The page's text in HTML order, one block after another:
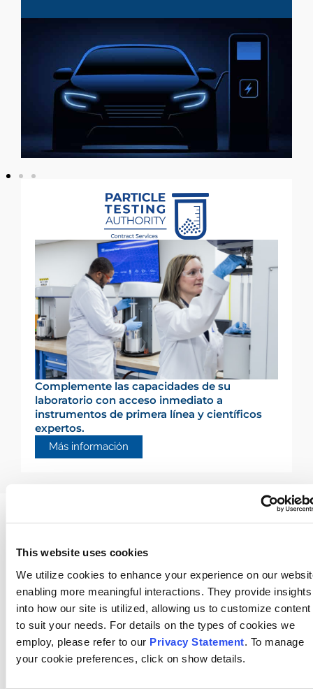
This website uses cookies
We utilize cookies to enhance your experience on our
enabling more meaningful interactions. They provide insights
into how our site is utilized, allowing us to customize content
to suit your needs. For details on the types of cookies we
employ, please refer to our Privacy Statement. To manage
your cookie preferences, click on show details.
Complemente las capacidades de su
laboratorio con acceso inmediato a
instrumentos de primera línea y científicos
expertos.
Más información
Últimos recursos